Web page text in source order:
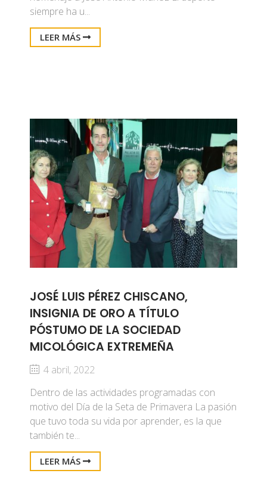
siempre ha u...
LEER MÁS
JOSÉ LUIS PÉREZ CHISCANO,
INSIGNIA DE ORO A TÍTULO
PÓSTUMO DE LA SOCIEDAD
MICOLÓGICA EXTREMEÑA
4 abril, 2022
Dentro de las actividades programadas con
motivo del Día de la Seta de Primavera La pasión
que tuvo toda su vida por aprender, es la que
también te...
LEER MÁS